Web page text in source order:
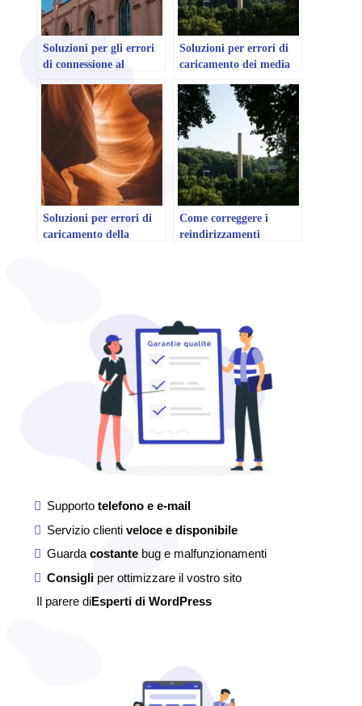
Soluzioni per gli errori
di connessione al
Soluzioni per errori di
caricamento dei media
Soluzioni per errori di
caricamento della
Come correggere i
reindirizzamenti
Supportotelefono e e-mail
Servizio clienti veloce e disponibile
Guardacostantebug e malfunzionamenti
Consigliper ottimizzare il vostro sito
Il parere diEsperti di WordPress